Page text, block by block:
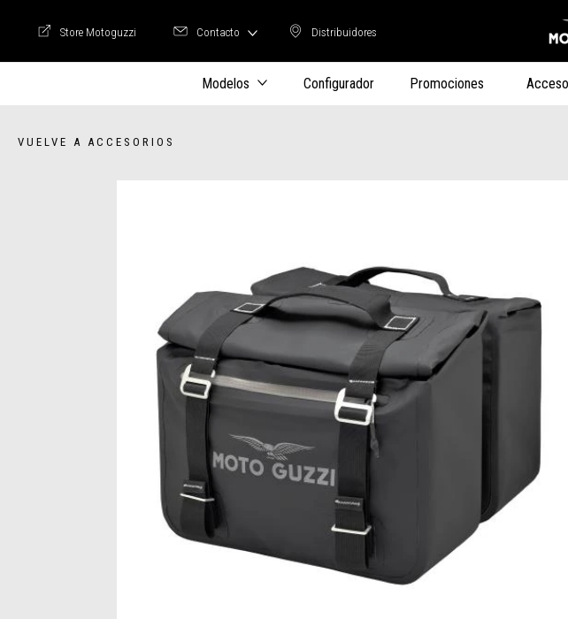
Distribuidores
Distribuidores
Store Motoguzzi
Store Motoguzzi Contacto
Modelos Configurador Promociones
VUELVE A ACCESORIOS